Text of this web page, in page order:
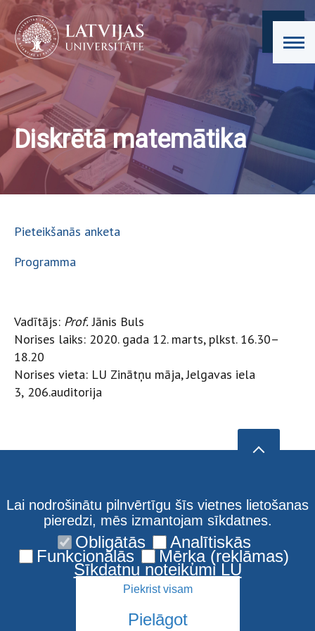
Diskrētā matemātika
Pieteikšanās anketa
Programma
Vadītājs: Prof.Jānis Buls
Norises laiks: 2020. gada 12. marts, plkst. 16.30–
18.20
Norises vieta: LU Zinātņu māja, Jelgavas iela
3, 206.auditorija
Lai nodrošinātu pilnvērtīgu šīs vietnes lietošanas
pieredzi, mēs izmantojam sīkdatnes.
Obligātās Analītiskās
Funkcionālās Mērķa (reklāmas)
Sīkdatņu noteikumi LU
Piekrist visam
Pielāgot